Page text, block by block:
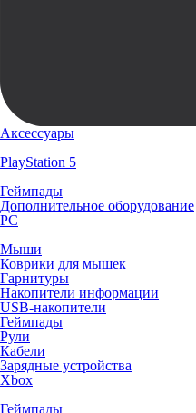
Аксессуары
PlayStation 5
Геймпады
Дополнительное оборудование
PC
Мыши
Коврики для мышек
Гарнитуры
Накопители информации
USB-накопители
Геймпады
Рули
Кабели
Зарядные устройства
Xbox
Геймпады